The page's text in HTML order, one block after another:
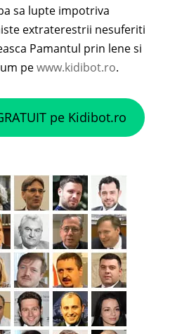
sa lupte impotriva
extraterestrii nesuferiti
Pamantul prin lene si
pewww.kidibot.ro.
pe Kidibot.ro